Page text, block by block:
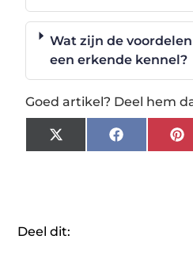
Wat zijn de
een erkende kennel?
Goed artikel? Deel hem
X
(Twitter)
Facebook
Deel dit: